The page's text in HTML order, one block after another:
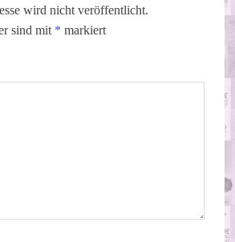
wird nicht veröffentlicht.
sind mit * markiert